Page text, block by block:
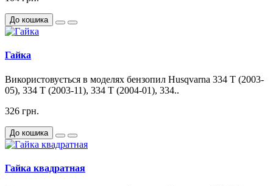
До кошика
Гайка
Використовується в моделях бензопил Husqvarna 334 T (2003-
05), 334 T (2003-11), 334 T (2004-01), 334..
326 грн.
До кошика
Гайка квадратная